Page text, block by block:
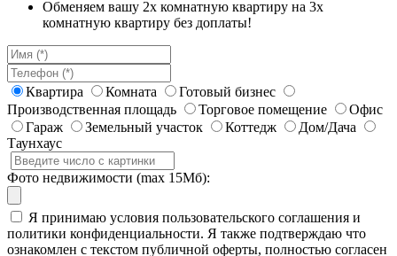
Обменяем вашу 2х комнатную квартиру на 3х
комнатную квартиру без доплаты!
Квартира Комната
Готовый бизнес
Производственная площадь
Торговое помещение
Офис
Гараж
Земельный участок Коттедж
Дом/Дача
Таунхаус
Фото недвижимости (max 15Мб):
Я принимаю условия пользовательского соглашения и
политики конфиденциальности. Я также подтверждаю что
ознакомлен с текстом публичной оферты, полностью согласен